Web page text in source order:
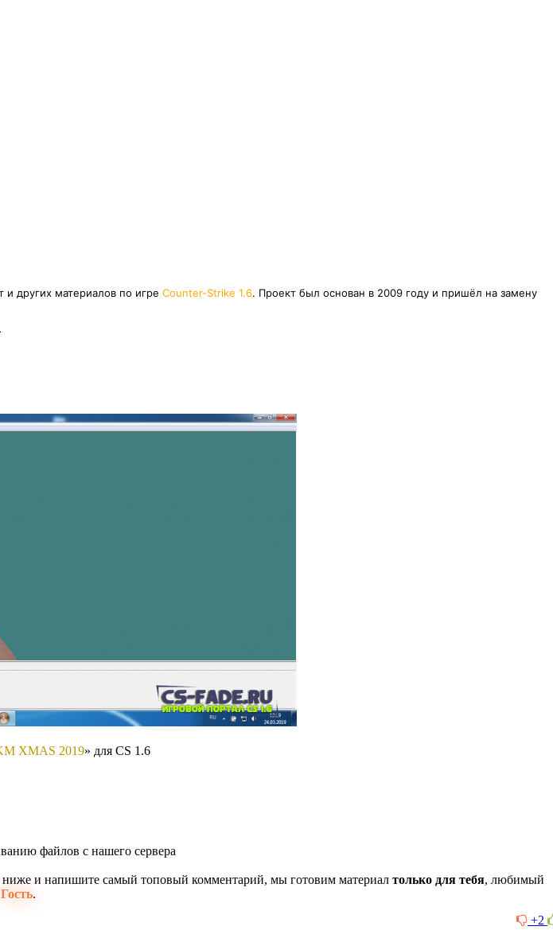
и других материалов по игре Counter-Strike 1.6. Проект был основан в 2009 году и пришёл на замену
XMAS 2019» для CS 1.6
файлов с нашего сервера
и напишите самый топовый комментарий, мы готовим материал только для тебя, любимый
Гость.
+2